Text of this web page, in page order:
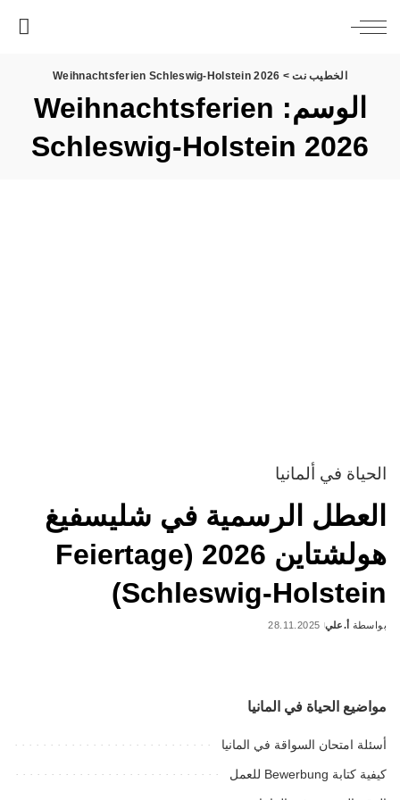
الخطيب نت>
Weihnachtsferien Schleswig-Holstein 2026
الوسم: Weihnachtsferien
Schleswig-Holstein 2026
الحياة في ألمانيا
العطل الرسمية في شليسفيغ
هولشتاين 2026 (Feiertage
Schleswig-Holstein)
Posted
بواسطة أ.علي 28.11.2025
مواضيع الحياة في المانيا
أسئلة امتحان السواقة في المانيا
كيفية كتابة Bewerbung للعمل